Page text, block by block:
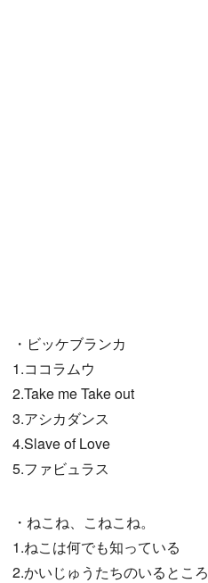
・ビッケブランカ
1.ココラムウ
2.Take me Take out
3.アシカダンス
4.Slave of Love
5.ファビュラス
・ねこね、こねこね。
1.ねこは何でも知っている
2.かいじゅうたちのいるところ